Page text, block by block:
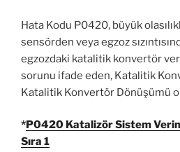
Hata Kodu P0420, büyük
sensörden veya egzoz
egzozdaki katalitik konvertör
sorunu ifade eden, Katalitik
Katalitik Konvertör Dönüşümü
*P0420 Katalizör Sistem
Sıra 1